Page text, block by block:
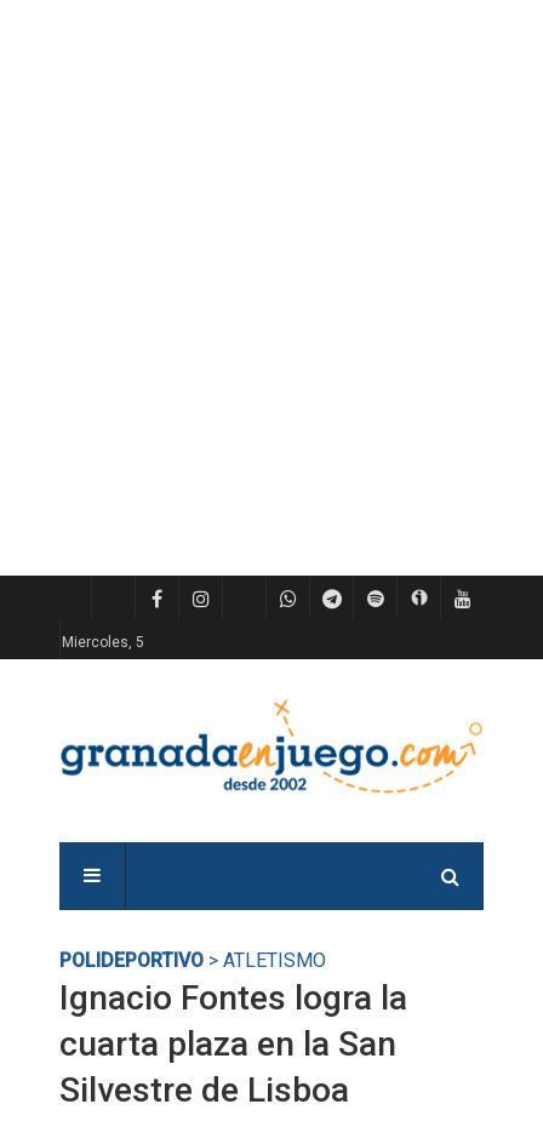
Miercoles, 5
POLIDEPORTIVO > ATLETISMO
Ignacio Fontes logra la
cuarta plaza en la San
Silvestre de Lisboa